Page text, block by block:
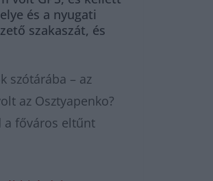
és a nyugati
szakaszát, és
szótárába – az
az Osztyapenko?
a főváros eltűnt